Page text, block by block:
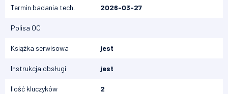
Termin badania tech. 2026-03-27
Polisa OC
Książka serwisowa jest
Instrukcja obsługi jest
Ilość kluczyków 2